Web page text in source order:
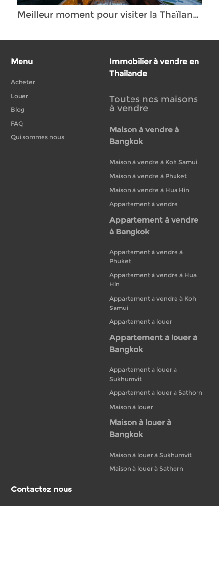
Meilleur moment pour visiter la Thaïlande : Coûts, climat et affluence
Menu
Acheter
Louer
Blog
FAQ
Qui sommes nous
Immobilier à vendre en
Thaïlande
Toutes nos maisons
à vendre
Maison à vendre à
Bangkok
Maison à vendre à Koh Samui
Maison à vendre à Phuket
Maison à vendre à Hua Hin
Appartement à vendre
Appartement à vendre
à Bangkok
Appartement à vendre à
Phuket
Appartement à vendre à Hua
Hin
Appartement à vendre à Koh
Samui
Appartement à louer
Appartement à louer à
Bangkok
Appartement à louer à
Sukhumvit
Appartement à louer à Sathorn
Maison à louer
Maison à louer à
Bangkok
Maison à louer à Sukhumvit
Maison à louer à Sathorn
Contactez nous